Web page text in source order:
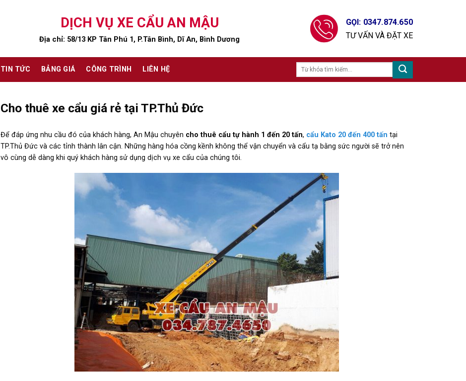
DỊCH VỤ XE CẨU AN MẬU
Địa chỉ: 58/13 KP Tân Phú 1, P.Tân Bình, Dĩ An, Bình Dương
GỌI: 0347.874.650
TƯ VẤN VÀ ĐẶT XE
TIN TỨC BẢNG GIÁ CÔNG TRÌNH LIÊN HỆ
Cho thuê xe cẩu giá rẻ tại TP.Thủ Đức
Để đáp ứng nhu cầu đó của khách hàng, An Mậu chuyên cho thuê cẩu tự hành 1 đến 20 tấn, cẩu Kato 20 đến 400 tấn tại
TP.Thủ Đức và các tỉnh thành lân cận. Những hàng hóa cồng kềnh không thể vận chuyển và cẩu tạ bằng sức người sẽ trở nên
vô cùng dễ dàng khi quý khách hàng sử dụng dịch vụ xe cẩu của chúng tôi.